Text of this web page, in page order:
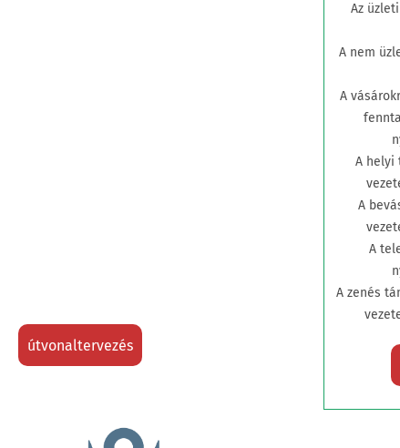
útvonaltervezés
Az
A nem
A
A helyi
A
A
A zenés